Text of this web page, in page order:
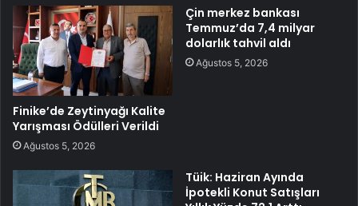
Finike’de Zeytinyağı Kalite
Yarışması Ödülleri Verildi
Ağustos 5, 2026
Çin merkez bankası
Temmuz’da 7,4 milyar
dolarlık tahvil aldı
Ağustos 5, 2026
Tüik: Haziran Ayında
İpotekli Konut Satışları